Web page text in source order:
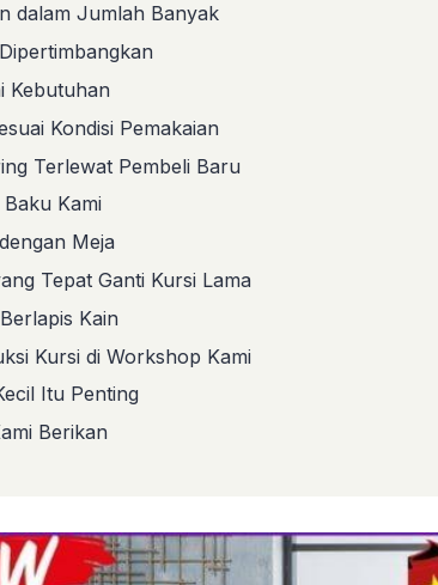
dalam Jumlah Banyak
Kebutuhan
Kondisi Pemakaian
Terlewat Pembeli Baru
Kami
Meja
Tepat Ganti Kursi Lama
Kain
Kursi di Workshop Kami
Itu Penting
Berikan